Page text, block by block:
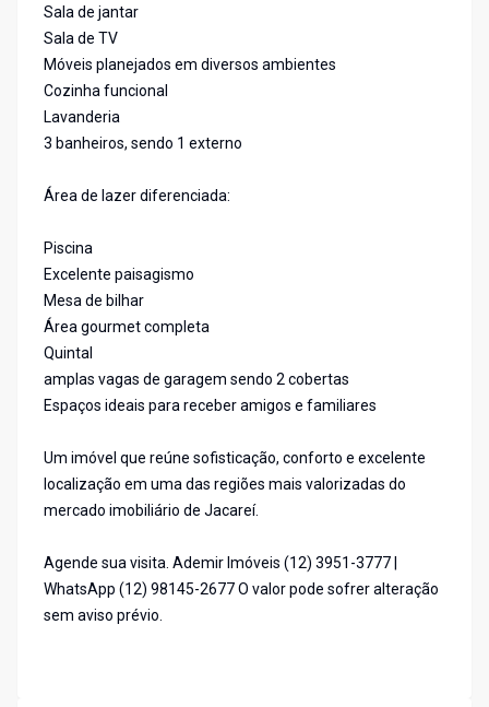
Sala de jantar
Sala de TV
Móveis planejados em diversos ambientes
Cozinha funcional
Lavanderia
3 banheiros, sendo 1 externo
Área de lazer diferenciada:
Piscina
Excelente paisagismo
Mesa de bilhar
Área gourmet completa
Quintal
amplas vagas de garagem sendo 2 cobertas
Espaços ideais para receber amigos e familiares
Um imóvel que reúne sofisticação, conforto e excelente
localização em uma das regiões mais valorizadas do
mercado imobiliário de Jacareí.
Agende sua visita. Ademir Imóveis (12) 3951-3777 |
WhatsApp (12) 98145-2677 O valor pode sofrer alteração
sem aviso prévio.